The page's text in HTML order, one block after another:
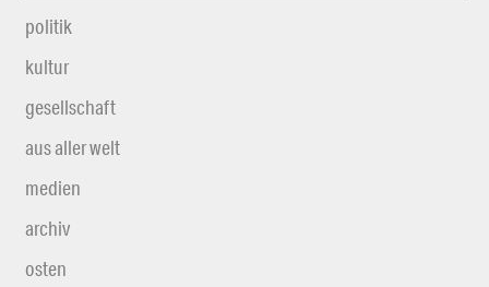
politik
kultur
gesellschaft
aus aller welt
medien
archiv
osten